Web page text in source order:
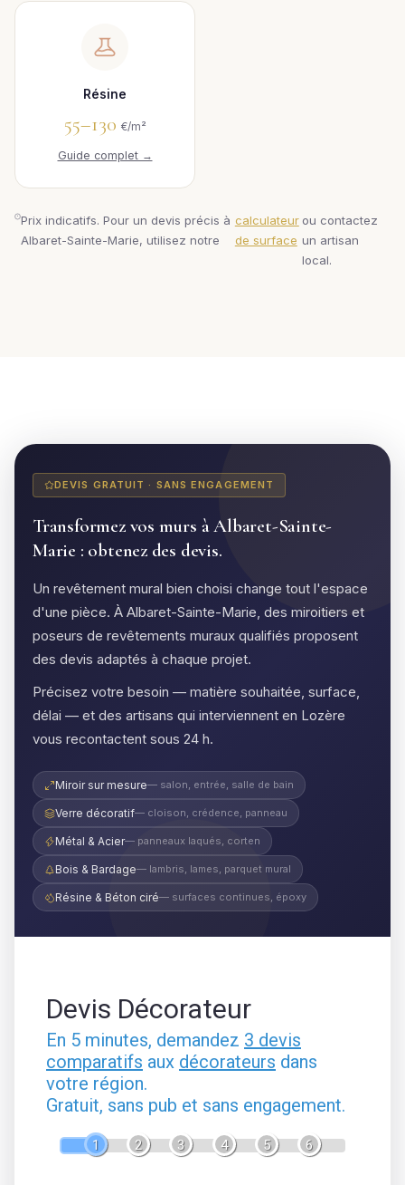
Résine
55–130 €/m²
Guide complet →
Prix indicatifs. Pour un devis précis à
Albaret-Sainte-Marie, utilisez notre
calculateur
de surface
ou contactez
un artisan
local.
DEVIS GRATUIT · SANS ENGAGEMENT
Transformez vos murs à Albaret-Sainte-
Marie : obtenez des devis.
Un revêtement mural bien choisi change tout l'espace
d'une pièce. À Albaret-Sainte-Marie, des miroitiers et
poseurs de revêtements muraux qualifiés proposent
des devis adaptés à chaque projet.
Précisez votre besoin — matière souhaitée, surface,
délai — et des artisans qui interviennent en Lozère
vous recontactent sous 24 h.
Miroir sur mesure— salon, entrée, salle de bain
Verre décoratif— cloison, crédence, panneau
Métal & Acier— panneaux laqués, corten
Bois & Bardage— lambris, lames, parquet mural
Résine & Béton ciré— surfaces continues, époxy
Devis Décorateur
En 5 minutes, demandez 3 devis
comparatifs aux décorateurs dans
votre région.
Gratuit, sans pub et sans engagement.
1 2 3 4 5 6